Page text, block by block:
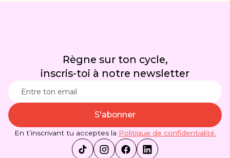
Règne sur ton cycle,
inscris-toi à notre newsletter
En t’inscrivant tu acceptes la Politique de confidentialité.